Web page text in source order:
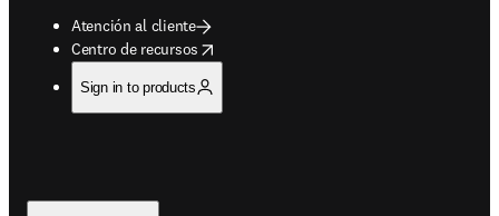
Atención al cliente
Centro de recursos
opens in new tab/window
Sign in to products